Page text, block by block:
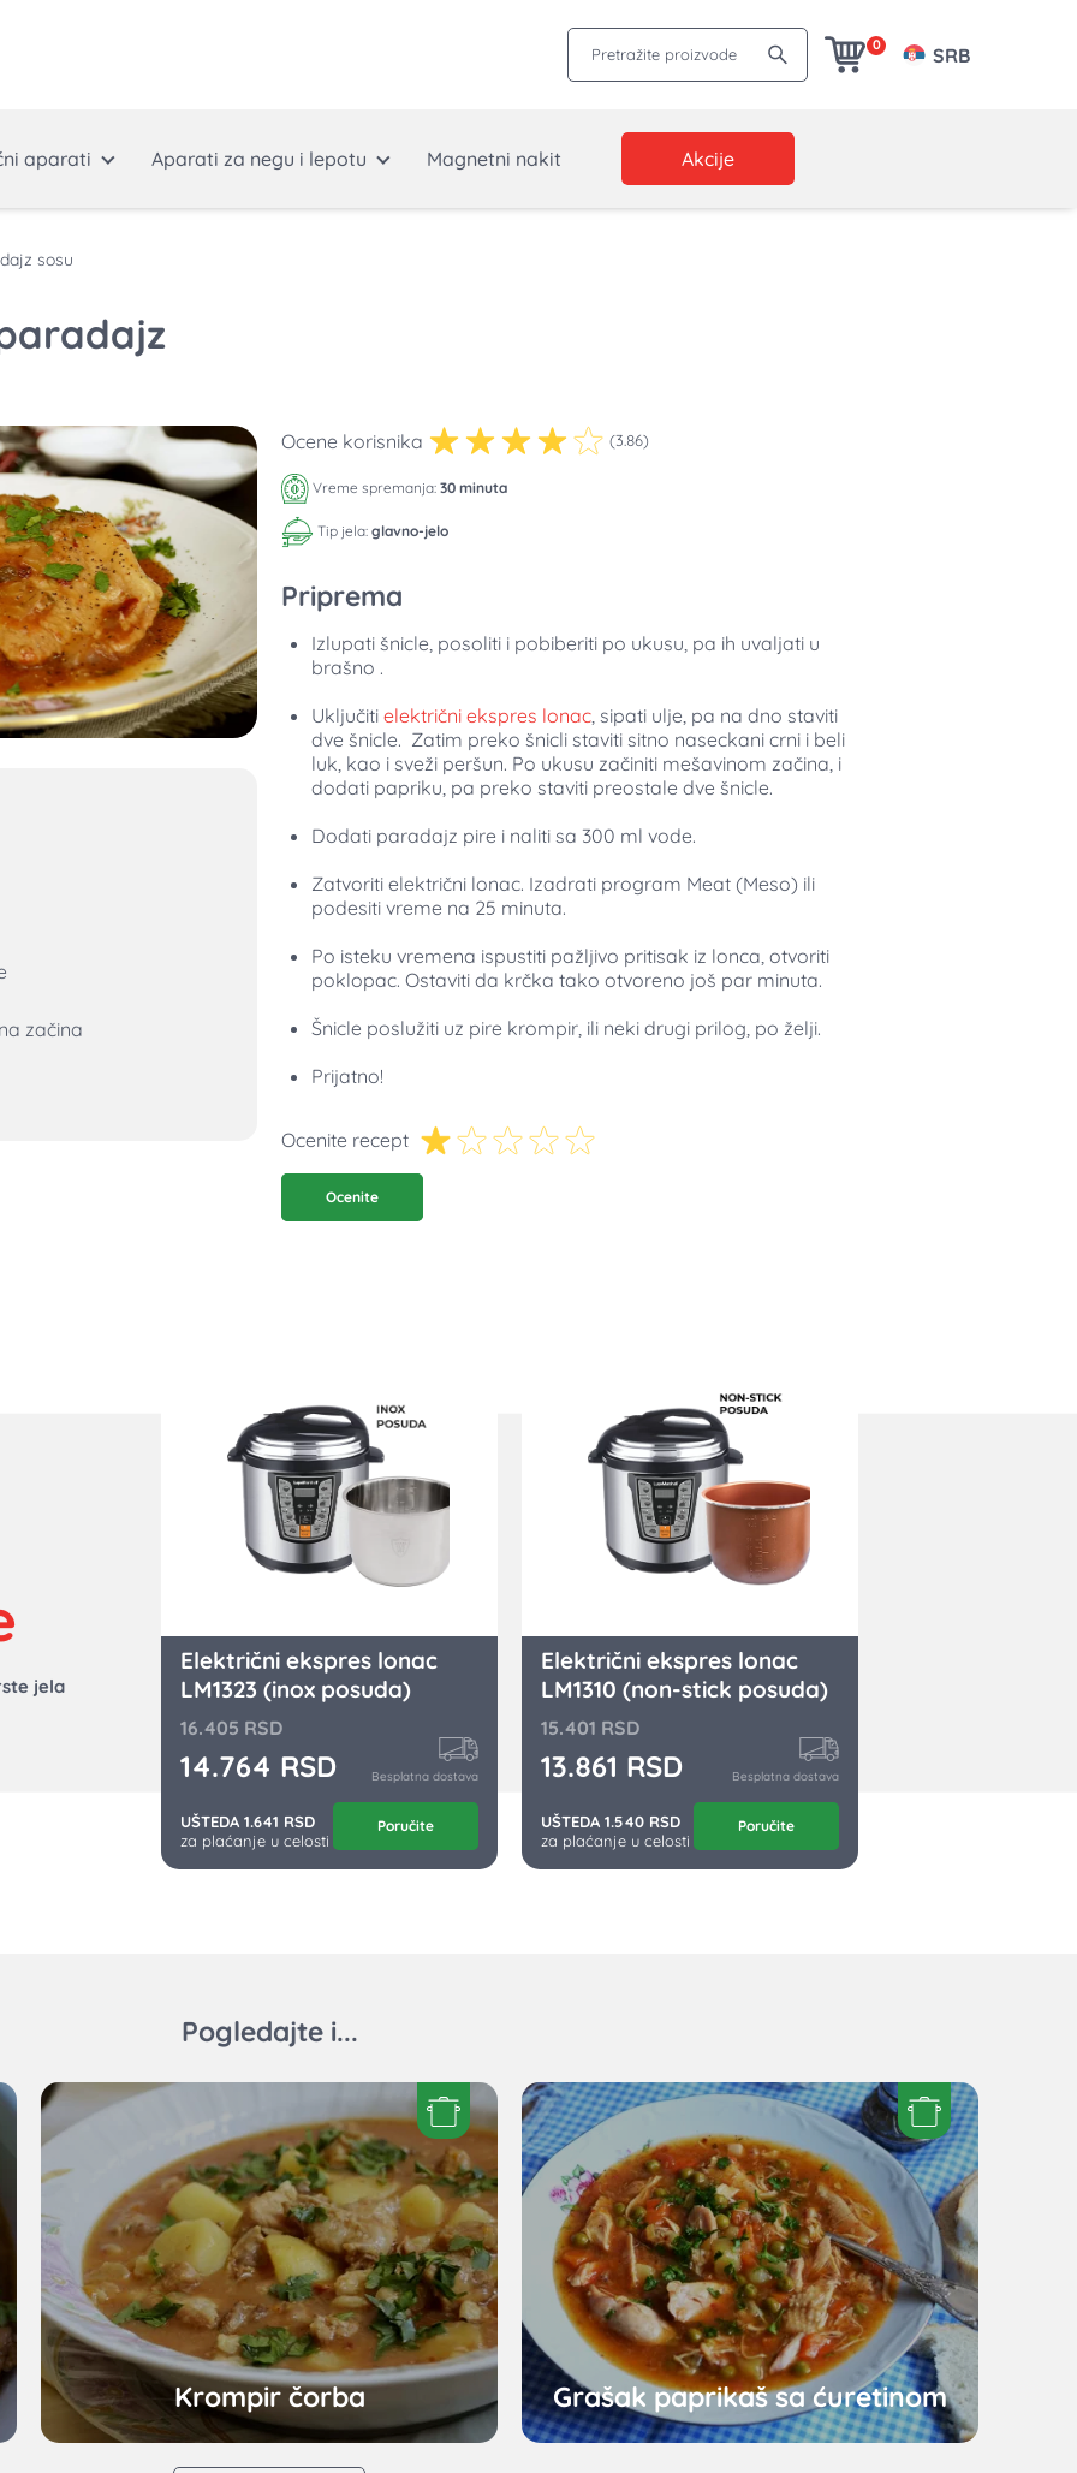
Pretražite proizvode 0 SRB
aparati Aparati za negu i lepotu Magnetni nakit Akcije
sosu
začina
Ocene korisnika (3.86)
Vreme spremanja: 30 minuta
Tip jela: glavno-jelo
Priprema
Izlupati šnicle, posoliti i pobiberiti po ukusu, pa ih uvaljati u
brašno .
Uključiti električni ekspres lonac, sipati ulje, pa na dno staviti
dve šnicle. Zatim preko šnicli staviti sitno naseckani crni i beli
luk, kao i sveži peršun. Po ukusu začiniti mešavinom začina, i
dodati papriku, pa preko staviti preostale dve šnicle.
Dodati paradajz pire i naliti sa 300 ml vode.
Zatvoriti električni lonac. Izadrati program Meat (Meso) ili
podesiti vreme na 25 minuta.
Po isteku vremena ispustiti pažljivo pritisak iz lonca, otvoriti
poklopac. Ostaviti da krčka tako otvoreno još par minuta.
Šnicle poslužiti uz pire krompir, ili neki drugi prilog, po želji.
Prijatno!
Ocenite recept
Ocenite
jela
Električni ekspres lonac
LM1323 (inox posuda)
16.405 RSD
14.764 RSD Besplatna dostava
UŠTEDA 1.641 RSD
za plaćanje u celosti
Poručite
Električni ekspres lonac
LM1310 (non-stick posuda)
15.401 RSD
13.861 RSD Besplatna dostava
UŠTEDA 1.540 RSD
za plaćanje u celosti
Poručite
Pogledajte i...
Krompir čorba Grašak paprikaš sa ćuretinom